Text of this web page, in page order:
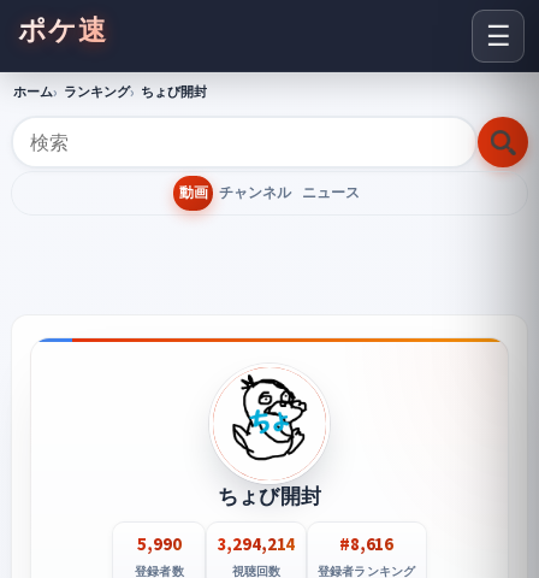
☰
ポケ速
ホーム ランキング ちょび開封
動画 チャンネル ニュース
ちょび開封
5,990
登録者数
3,294,214
視聴回数
#8,616
登録者ランキング